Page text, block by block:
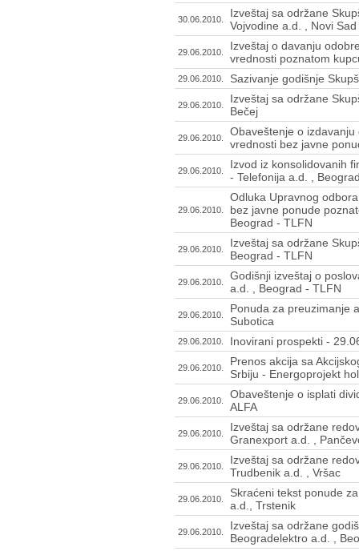
30.06.2010.
Izveštaj sa održane
Vojvodine a.d. , Novi Sad
29.06.2010.
Izveštaj o davanju
vrednosti poznatom
29.06.2010. Sazivanje godišnje
29.06.2010.
Izveštaj sa održane
Bečej
29.06.2010.
Obaveštenje o
vrednosti bez javne
29.06.2010.
Izvod iz konsolidovanih
- Telefonija a.d. ,
29.06.2010.
Odluka Upravnog
bez javne ponude
Beograd - TLFN
29.06.2010.
Izveštaj sa održane
Beograd - TLFN
29.06.2010.
Godišnji izveštaj o
a.d. , Beograd - TLFN
29.06.2010.
Ponuda za preuzimanje
Subotica
29.06.2010. Inovirani prospekti -
29.06.2010.
Prenos akcija sa
Srbiju - Energoprojekt
29.06.2010.
Obaveštenje o isplati
ALFA
29.06.2010.
Izveštaj sa održane
Granexport a.d. ,
29.06.2010.
Izveštaj sa održane
Trudbenik a.d. , Vršac
29.06.2010.
Skraćeni tekst ponude
a.d., Trstenik
29.06.2010.
Izveštaj sa održane
Beogradelektro a.d. ,